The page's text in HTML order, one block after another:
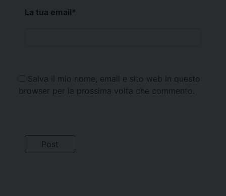
La tua email*
Salva il mio nome, email e sito web in questo
browser per la prossima volta che commento.